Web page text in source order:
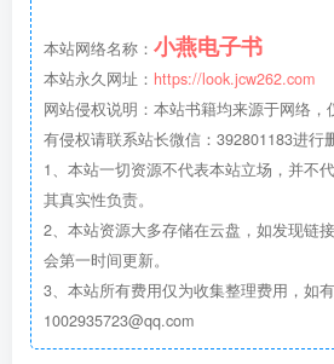
本站网络名称： 小燕电子书
本站永久网址： https://look.jcw262.com
网站侵权说明：本站书籍均来源于网络，
有侵权请联系站长微信：392801183进行
1、本站一切资源不代表本站立场，并不
其真实性负责。
2、本站资源大多存储在云盘，如发现链
会第一时间更新。
3、本站所有费用仅为收集整理费用，如
1002935723@qq.com